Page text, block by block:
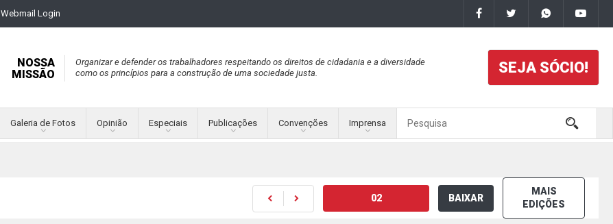
Webmail Login
NOSSA
MISSÃO
Organizar e defender os trabalhadores respeitando os direitos de cidadania e a diversidade
como os princípios para a construção de uma sociedade justa.
SEJA SÓCIO!
Galeria de Fotos Opinião Especiais Publicações Convenções Imprensa
02 BAIXAR
MAIS
EDIÇÕES